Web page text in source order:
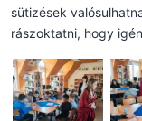
sütizések
rászoktatni, hogy